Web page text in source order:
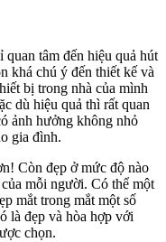
tâm đến hiệu quả hút
khá chú ý đến thiết kế và
bị trong nhà của mình
dù hiệu quả thì rất quan
ảnh hưởng không nhỏ
gia đình.
Còn đẹp ở mức độ nào
mỗi người. Có thể một
mắt trong mắt một số
là đẹp và hòa hợp với
chọn.